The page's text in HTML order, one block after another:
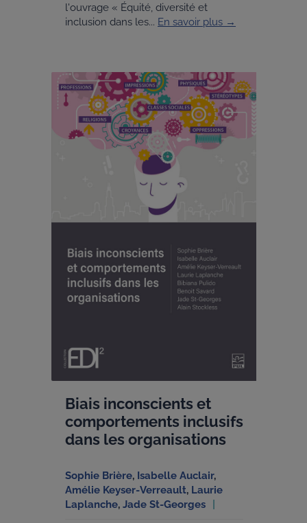
l'ouvrage « Équité, diversité et
inclusion dans les... En savoir plus →
Biais inconscients et
comportements inclusifs
dans les organisations
Sophie Brière, Isabelle Auclair,
Amélie Keyser-Verreault, Laurie
Laplanche, Jade St-Georges